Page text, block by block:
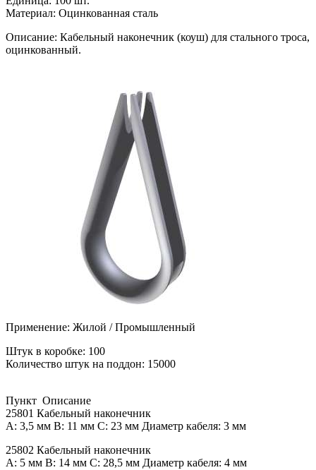
Материал: Оцинкованная сталь
Описание: Кабельный наконечник (коуш) для стального троса,
оцинкованный.
Применение: Жилой / Промышленный
Штук в коробке: 100
Количество штук на поддон: 15000
Пункт Описание
25801 Кабельный наконечник
A: 3,5 мм B: 11 мм C: 23 мм Диаметр кабеля: 3 мм
25802 Кабельный наконечник
A: 5 мм B: 14 мм C: 28,5 мм Диаметр кабеля: 4 мм